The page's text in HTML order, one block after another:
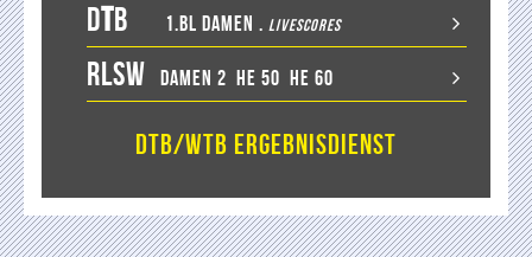
DTB 1.BL Damen . LiveScores
RLSW Damen 2 He 50 He 60
DTB/WTB Ergebnisdienst